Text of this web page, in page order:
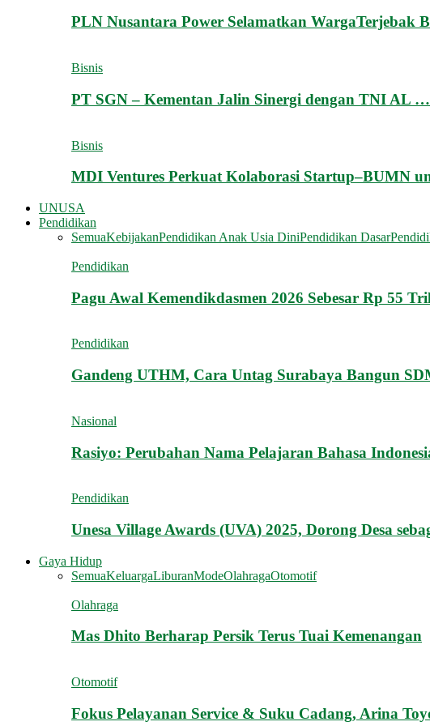
PLN Nusantara Power Selamatkan WargaTerjebak
Bisnis
PT SGN – Kementan Jalin Sinergi dengan TNI AL …
Bisnis
MDI Ventures Perkuat Kolaborasi Startup–BUMN
UNUSA
Pendidikan
SemuaKebijakanPendidikan Anak Usia DiniPendidikan Dasar
Pendidikan
Pagu Awal Kemendikdasmen 2026 Sebesar Rp 55
Pendidikan
Gandeng UTHM, Cara Untag Surabaya Bangun
Nasional
Rasiyo: Perubahan Nama Pelajaran Bahasa
Pendidikan
Unesa Village Awards (UVA) 2025, Dorong Desa
Gaya Hidup
SemuaKeluargaLiburanModeOlahragaOtomotif
Olahraga
Mas Dhito Berharap Persik Terus Tuai Kemenangan
Otomotif
Fokus Pelayanan Service & Suku Cadang, Arina